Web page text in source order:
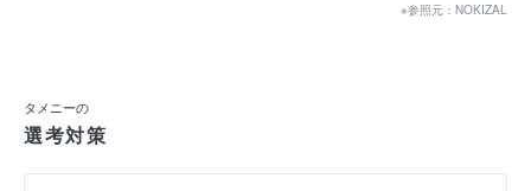
売上伸び率
営業利益率 （％） - 2.74 - 2.69 1.38
※参照元：NOKIZAL
タメニーの
選考対策